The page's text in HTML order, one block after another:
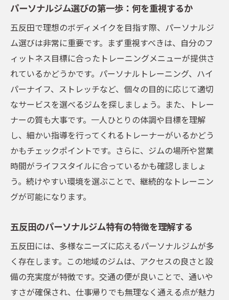
ト
ライフスタイルに合ったジムの選び方
パーソナルトレーニングとハイパーナイフで健
康的な体作りを実現
パーソナルトレーニングの基礎知識と効果
ハイパーナイフとは？効果と利用方法を解
説
パーソナルトレーニングで得られる具体的
なメリット
ハイパーナイフを使ったボディメイクの実
例
五反田のジムで人気のハイパーナイフトレ
トレーニングとハイパーナイフの組み合わ
せで結果を出す
適切なストレッチでボディメイクの効果を最大
化する方法
ストレッチの重要性とその効果
パーソナルジム選びの第一歩：何を重視するか
五反田で理想のボディメイクを目指す際、パーソナルジ
ム選びは非常に重要です。まず重視すべきは、自分のフ
ィットネス目標に合ったトレーニングメニューが提供さ
れているかどうかです。パーソナルトレーニング、ハイ
パーナイフ、ストレッチなど、個々の目的に応じて適切
なサービスを選べるジムを探しましょう。また、トレー
ナーの質も大事です。一人ひとりの体調や目標を理解
し、細かい指導を行ってくれるトレーナーがいるかどう
かもチェックポイントです。さらに、ジムの場所や営業
時間がライフスタイルに合っているかも確認しましょ
う。続けやすい環境を選ぶことで、継続的なトレーニン
グが可能になります。
五反田のパーソナルジム特有の特徴を理解する
五反田には、多様なニーズに応えるパーソナルジムが多
く存在します。この地域のジムは、アクセスの良さと設
備の充実度が特徴です。交通の便が良いことで、通いや
すさが確保され、仕事帰りでも無理なく通える点が魅力